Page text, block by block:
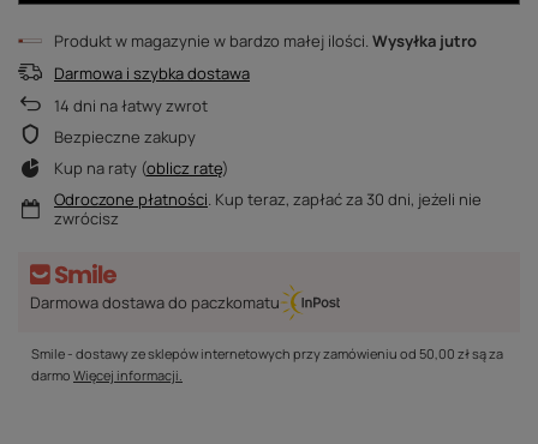
Produkt w magazynie w bardzo małej ilości Wysyłka jutro
Darmowa i szybka dostawa
14 dni na łatwy zwrot
Bezpieczne zakupy
Kup na raty (oblicz ratę)
Odroczone płatności. Kup teraz, zapłać za 30 dni, jeżeli nie
zwrócisz
Darmowa dostawa do paczkomatu
Smile - dostawy ze sklepów internetowych przy zamówieniu od 50,00 złsą za
darmo Więcej informacji.